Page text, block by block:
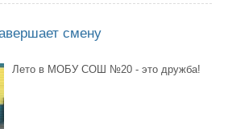
смену
Лето в МОБУ СОШ №20 - это дружба!